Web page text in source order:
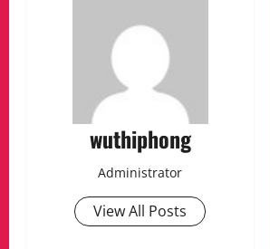
wuthiphong
Administrator
View All Posts